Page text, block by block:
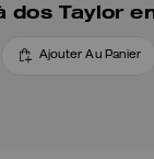
Ajouter Au Panier